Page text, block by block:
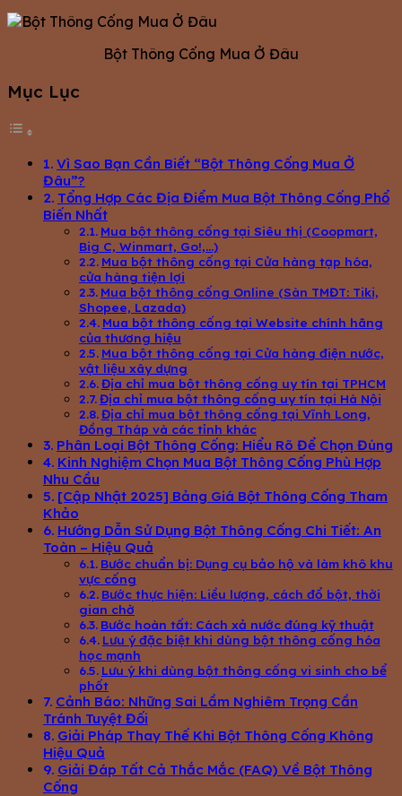
Bột Thông Cống Mua Ở Đâu
Mục Lục
Vì Sao Bạn Cần Biết “Bột Thông Cống Mua Ở
Đâu”?
Tổng Hợp Các Địa Điểm Mua Bột Thông Cống Phổ
Biến Nhất
Mua bột thông cống tại Siêu thị (Coopmart,
Big C, Winmart, Go!,…)
Mua bột thông cống tại Cửa hàng tạp hóa,
cửa hàng tiện lợi
Mua bột thông cống Online (Sàn TMĐT: Tiki,
Shopee, Lazada)
Mua bột thông cống tại Website chính hãng
của thương hiệu
Mua bột thông cống tại Cửa hàng điện nước,
vật liệu xây dựng
Địa chỉ mua bột thông cống uy tín tại TPHCM
Địa chỉ mua bột thông cống uy tín tại Hà Nội
Địa chỉ mua bột thông cống tại Vĩnh Long,
Đồng Tháp và các tỉnh khác
Phân Loại Bột Thông Cống: Hiểu Rõ Để Chọn Đúng
Kinh Nghiệm Chọn Mua Bột Thông Cống Phù Hợp
Nhu Cầu
[Cập Nhật 2025] Bảng Giá Bột Thông Cống Tham
Khảo
Hướng Dẫn Sử Dụng Bột Thông Cống Chi Tiết: An
Toàn – Hiệu Quả
Bước chuẩn bị: Dụng cụ bảo hộ và làm khô khu
vực cống
Bước thực hiện: Liều lượng, cách đổ bột, thời
gian chờ
Bước hoàn tất: Cách xả nước đúng kỹ thuật
Lưu ý đặc biệt khi dùng bột thông cống hóa
học mạnh
Lưu ý khi dùng bột thông cống vi sinh cho bể
phốt
Cảnh Báo: Những Sai Lầm Nghiêm Trọng Cần
Tránh Tuyệt Đối
Giải Pháp Thay Thế Khi Bột Thông Cống Không
Hiệu Quả
Giải Đáp Tất Cả Thắc Mắc (FAQ) Về Bột Thông
Cống